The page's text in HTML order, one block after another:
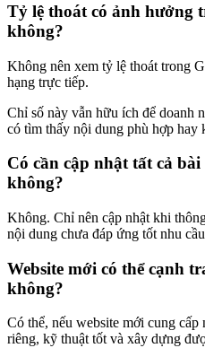
Tỷ lệ thoát có ảnh hưởng
không?
Không nên xem tỷ lệ thoát trong
hạng trực tiếp.
Chỉ số này vẫn hữu ích để doanh
có tìm thấy nội dung phù hợp hay
Có cần cập nhật tất cả
không?
Không. Chỉ nên cập nhật khi
nội dung chưa đáp ứng tốt nhu
Website mới có thể cạnh
không?
Có thể, nếu website mới cung
riêng, kỹ thuật tốt và xây dựng